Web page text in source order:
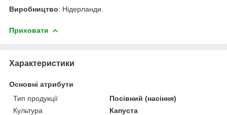
Виробництво: Нідерланди.
Приховати
Характеристики
Основні атрибути
Тип продукції
Посівний (насіння)
Культура
Капуста